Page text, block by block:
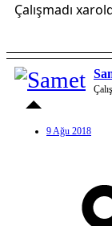
Çalışmadı
9 Ağu 2018